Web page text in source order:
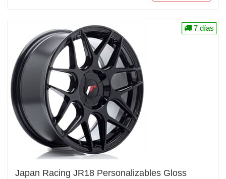
Japan Racing JR18 Personalizables Gloss
7 días